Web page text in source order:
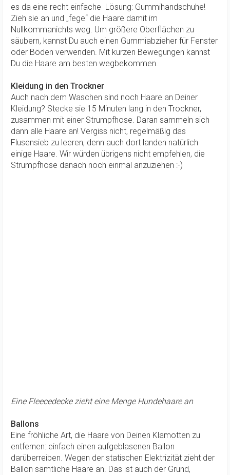
es da eine recht einfache Lösung: Gummihandschuhe!
Zieh sie an und „fege“ die Haare damit im
Nullkommanichts weg. Um größere Oberflächen zu
säubern, kannst Du auch einen Gummiabzieher für Fenster
oder Böden verwenden. Mit kurzen Bewegungen kannst
Du die Haare am besten wegbekommen.
Kleidung in den Trockner
Auch nach dem Waschen sind noch Haare an Deiner
Kleidung? Stecke sie 15 Minuten lang in den Trockner,
zusammen mit einer Strumpfhose. Daran sammeln sich
dann alle Haare an! Vergiss nicht, regelmäßig das
Flusensieb zu leeren, denn auch dort landen natürlich
einige Haare. Wir würden übrigens nicht empfehlen, die
Strumpfhose danach noch einmal anzuziehen :-)
Eine Fleecedecke zieht eine Menge Hundehaare an
Ballons
Eine fröhliche Art, die Haare von Deinen Klamotten zu
entfernen: einfach einen aufgeblasenen Ballon
darüberreiben. Wegen der statischen Elektrizität zieht der
Ballon sämtliche Haare an. Das ist auch der Grund,